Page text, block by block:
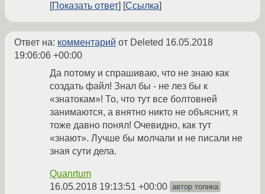
Показать ответ
Ссылка
Ответ на: комментарий от Deleted 16.05.2018
19:06:06 +00:00
Да потому и спрашиваю, что не знаю как
создать файл! Знал бы - не лез бы к
«знатокам»! То, что тут все болтовней
занимаются, а внятно никто не объяснит, я
тоже давно понял! Очевидно, как тут
«знают». Лучше бы молчали и не писали не
зная сути дела.
Quanrtum
16.05.2018 19:13:51 +00:00 автор топика